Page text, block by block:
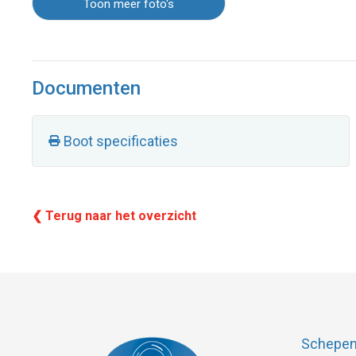
Toon meer foto's
Documenten
Boot specificaties
❮ Terug naar het overzicht